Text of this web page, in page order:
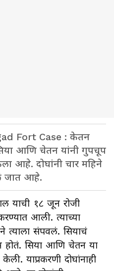
Fort Case : केतन
आणि चेतन यांनी गुपचूप
आहे. दोघांनी चार महिने
जात आहे.
याची १८ जून रोजी
आली. त्याच्या
त्याला संपवलं. सियाचं
होतं. सिया आणि चेतन या
याप्रकरणी दोघांनाही